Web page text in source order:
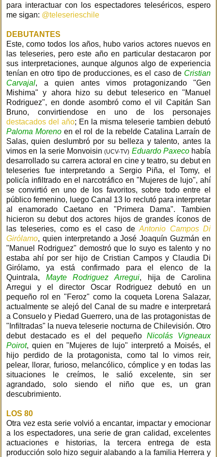
para interactuar con los espectadores teleséricos, espero
me sigan: @teleserieschile
DEBUTANTES
Este, como todos los años, hubo varios actores nuevos en
las teleseries, pero este año en particular destacaron por
sus interpretaciones, aunque algunos algo de experiencia
tenían en otro tipo de producciones, es el caso de Cristian
Carvajal, a quien antes vimos protagonizando "Gen
Mishima" y ahora hizo su debut teleserico en "Manuel
Rodriguez", en donde asombró como el vil Capitán San
Bruno, convirtiendose en uno de los personajes
destacados del año; En la misma teleserie tambien debutó
Paloma Moreno en el rol de la rebelde Catalina Larraín de
Salas, quien deslumbró por su belleza y talento, antes la
vimos en la serie Monvoisin(UCV-TV) Eduardo Paxecohabía
desarrollado su carrera actoral en cine y teatro, su debut en
teleseries fue interpretando a Sergio Piña, el Tomy, el
policía infiltrado en el narcotráfico en "Mujeres de lujo", ahí
se convirtió en uno de los favoritos, sobre todo entre el
público femenino, luego Canal 13 lo reclutó para interpretar
al enamorado Caetano en "Primera Dama". Tambien
hicieron su debut dos actores hijos de grandes íconos de
las teleseries, como es el caso deAntonio Campos Di
Girólamo, quien interpretando a José Joaquín Guzmán en
"Manuel Rodriguez" demostró que lo suyo es talento y no
estaba ahí por ser hijo de Cristian Campos y Claudia Di
Girólamo, ya está confirmado para el elenco de la
Quintrala, Mayte Rodriguez Arregui, hija de Carolina
Arregui y el director Oscar Rodriguez debutó en un
pequeño rol en "Feroz" como la coqueta Lorena Salazar,
actualmente se alejó del Canal de su madre e interpretará
a Consuelo y Piedad Guerrero, una de las protagonistas de
"Infiltradas" la nueva teleserie nocturna de Chilevisión. Otro
debut destacado es el del pequeño Nicolás Vigneaux
Poirot, quien en "Mujeres de lujo" interpretó a Moisés, el
hijo perdido de la protagonista, como tal lo vimos reir,
pelear, llorar, furioso, melancólico, cómplice y en todas las
situaciones le creímos, le salió excelente, sin ser
agrandado, solo siendo el niño que es, un gran
descubrimiento.
LOS 80
Otra vez esta serie volvió a encantar, impactar y emocionar
a los espectadores, una serie de gran calidad, excelentes
actuaciones e historias, la tercera entrega de esta
producción solo hizo seguir alabando a la familia Herrera y